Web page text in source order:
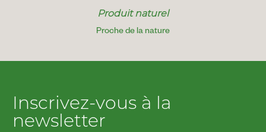
Produit naturel
Proche de la nature
Inscrivez-vous à la
newsletter